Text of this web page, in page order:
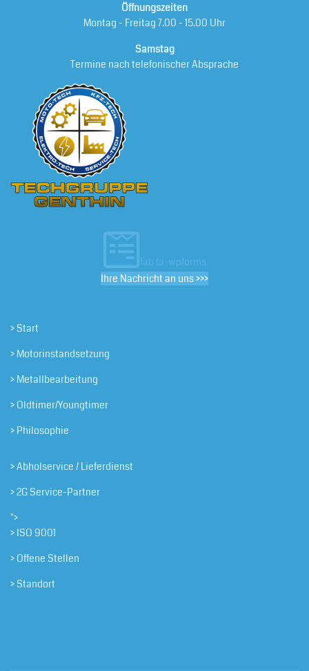
Öffnungszeiten
Montag - Freitag 7.00 - 15.00 Uhr
Samstag
Termine nach telefonischer Absprache
fab fa-wpforms
Ihre Nachricht an uns >>>
> Start
> Motorinstandsetzung
> Metallbearbeitung
> Oldtimer/Youngtimer
> Philosophie
> Abholservice / Lieferdienst
> 2G Service-Partner
">
> ISO 9001
> Offene Stellen
> Standort